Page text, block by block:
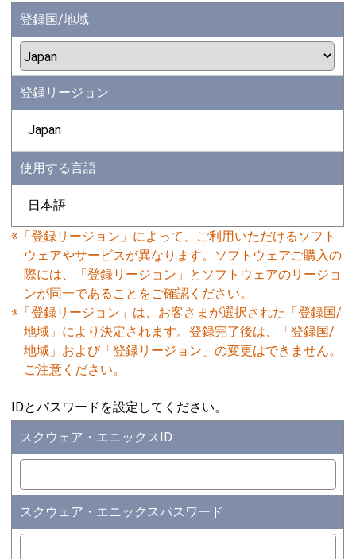
登録国/地域
登録リージョン
Japan
使用する言語
日本語
※「登録リージョン」によって、ご利用いただけるソフト
ウェアやサービスが異なります。ソフトウェアご購入の
際には、「登録リージョン」とソフトウェアのリージョ
ンが同一であることをご確認ください。
※「登録リージョン」は、お客さまが選択された「登録国/
地域」により決定されます。登録完了後は、「登録国/
地域」および「登録リージョン」の変更はできません。
ご注意ください。
IDとパスワードを設定してください。
スクウェア・エニックスID
スクウェア・エニックスパスワード